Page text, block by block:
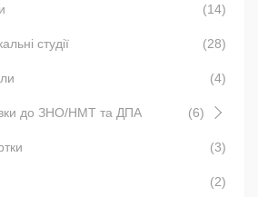
(14)
студії (28)
(4)
до ЗНО/НМТ та ДПА (6)
(3)
(2)